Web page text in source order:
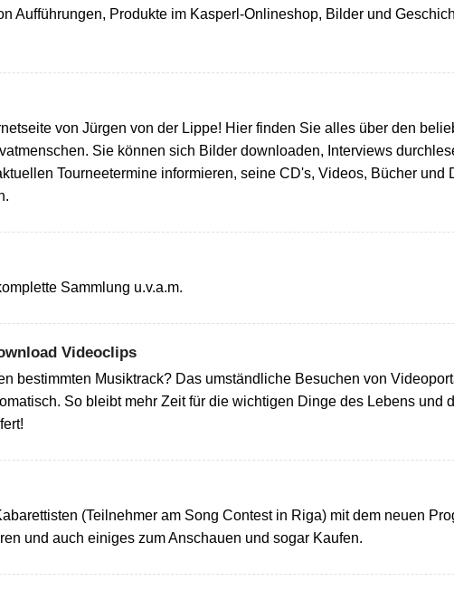
Aufführungen, Produkte im Kasperl-Onlineshop, Bilder und
von Jürgen von der Lippe! Hier finden Sie alles über den
Sie können sich Bilder downloaden, Interviews
Tourneetermine informieren, seine CD's, Videos, Bücher und
Sammlung u.v.a.m.
Videoclips
bestimmten Musiktrack? Das umständliche Besuchen von
So bleibt mehr Zeit für die wichtigen Dinge des Lebens und
(Teilnehmer am Song Contest in Riga) mit dem neuen
und auch einiges zum Anschauen und sogar Kaufen.